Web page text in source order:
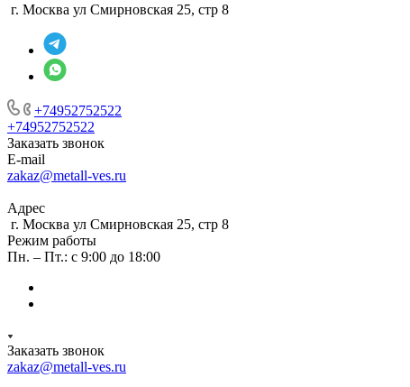
г. Москва ул Смирновская 25, стр 8
+74952752522
+74952752522
Заказать звонок
E-mail
zakaz@metall-ves.ru
Адрес
г. Москва ул Смирновская 25, стр 8
Режим работы
Пн. – Пт.: с 9:00 до 18:00
Заказать звонок
zakaz@metall-ves.ru